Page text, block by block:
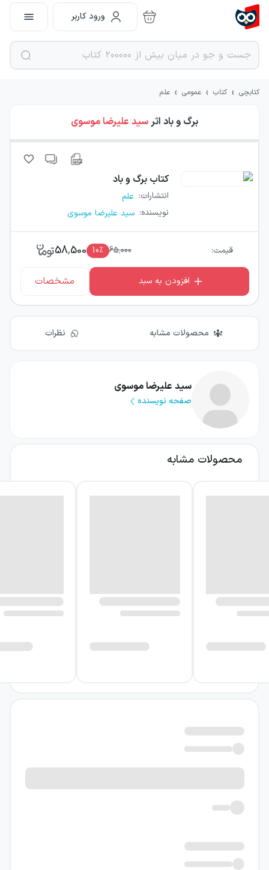
ورود کاربر
کتابچی › کتاب › عمومی › علم
برگ و باد اثرسید علیرضا موسوی
کتاب برگ و باد
انتشارات: علم
نویسنده: سید علیرضا موسوی
قیمت: 65,000
10٪ 58,500
افزودن به سبد مشخصات
محصولات مشابه نظرات
سید علیرضا موسوی
صفحه نویسنده
محصولات مشابه